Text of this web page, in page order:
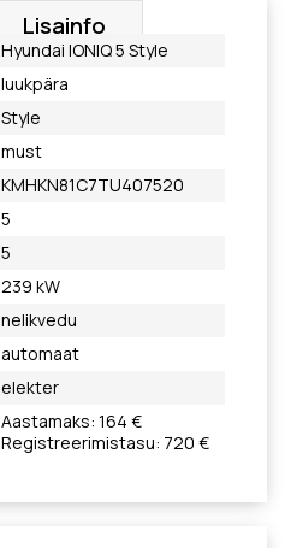
Lisainfo
Hyundai IONIQ 5 Style
luukpära
Style
must
KMHKN81C7TU407520
5
5
239 kW
nelikvedu
automaat
elekter
Aastamaks: 164 €
Registreerimistasu: 720 €